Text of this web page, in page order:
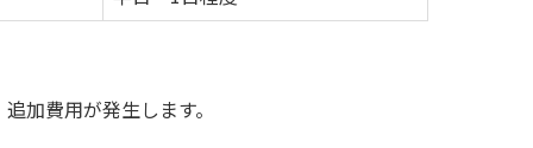
加費用が発生します。